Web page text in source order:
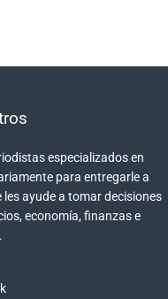
especializados en
para entregarle a
ayude a tomar decisiones
economía, finanzas e